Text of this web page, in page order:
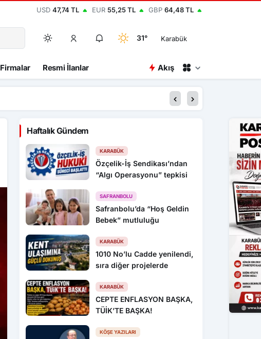
USD 47,74 TL EUR 55,25 TL GBP 64,48 TL
31° Karabük
Firmalar Resmi İlanlar Akış
00:45 Karabük’te hafif
Haftalık Gündem
KARABÜK
Özçelik-İş Sendikası’ndan
“Algı Operasyonu” tepkisi
SAFRANBOLU
Safranbolu’da “Hoş Geldin
Bebek” mutluluğu
KARABÜK
1010 No’lu Cadde yenilendi,
sıra diğer projelerde
KARABÜK
CEPTE ENFLASYON BAŞKA,
TÜİK’TE BAŞKA!
KÖŞE YAZILARI